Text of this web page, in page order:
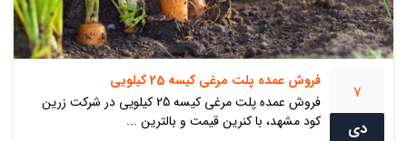
7
دی
فروش عمده پلت مرغی کیسه 25 کیلویی
فروش عمده پلت مرغی کیسه 25 کیلویی در شرکت زرین
کود مشهد، با کنرین قیمت و بالترین ...